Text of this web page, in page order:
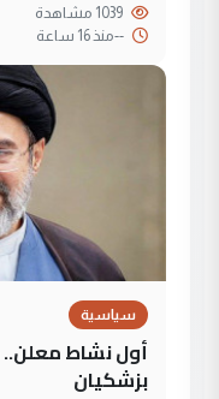
--منذ 16 ساعة
سياسية
أول نشاط
بزشكيان